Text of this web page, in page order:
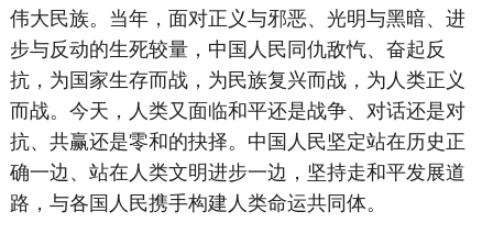
伟大民族。当年，面对正义与邪恶、光明与黑暗、进
步与反动的生死较量，中国人民同仇敌忾、奋起反
抗，为国家生存而战，为民族复兴而战，为人类正义
而战。今天，人类又面临和平还是战争、对话还是对
抗、共赢还是零和的抉择。中国人民坚定站在历史正
确一边、站在人类文明进步一边，坚持走和平发展道
路，与各国人民携手构建人类命运共同体。